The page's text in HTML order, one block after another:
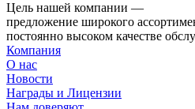
Цель нашей компании —
предложение широкого
постоянно высоком качестве
Компания
О нас
Новости
Награды и Лицензии